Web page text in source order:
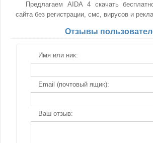
Предлагаем AIDA 4 скачать
сайта без регистрации, смс, вирусов и
Отзывы
Имя или ник:
Email (почтовый ящик):
Ваш отзыв: